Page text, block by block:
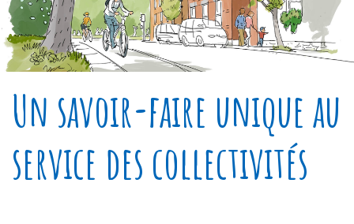
Un savoir-faire unique au
service des collectivités